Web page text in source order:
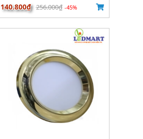
140.800₫ 256.000₫ -45%